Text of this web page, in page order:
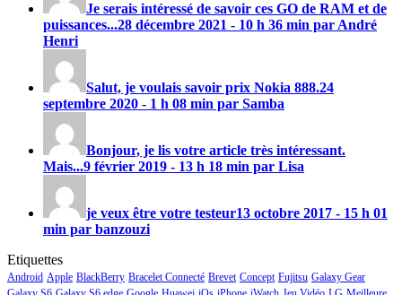
Je serais intéressé de savoir ces GO de RAM et de
puissances...28 décembre 2021 - 10 h 36 min par André
Henri
Salut, je voulais savoir prix Nokia 888.24
septembre 2020 - 1 h 08 min par Samba
Bonjour, je lis votre article très intéressant.
Mais...9 février 2019 - 13 h 18 min par Lisa
je veux être votre testeur13 octobre 2017 - 15 h 01
min par banzouzi
Etiquettes
Android Apple BlackBerry Bracelet Connecté Brevet Concept Fujitsu Galaxy Gear